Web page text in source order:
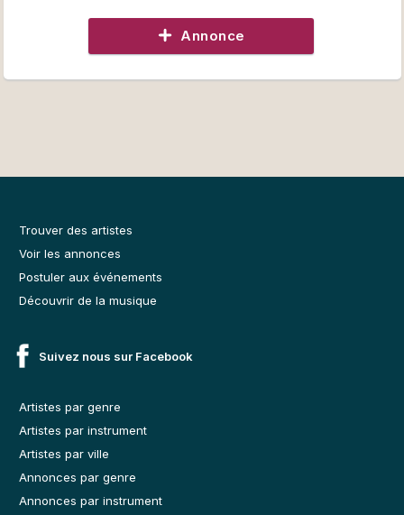
Annonce
Trouver des artistes
Voir les annonces
Postuler aux événements
Découvrir de la musique
Suivez nous sur Facebook
Artistes par genre
Artistes par instrument
Artistes par ville
Annonces par genre
Annonces par instrument